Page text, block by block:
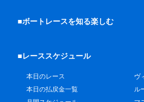
■ボートレースを知る楽しむ
■レーススケジュール
本日のレース
本日の払戻金一覧
ヴ
ル